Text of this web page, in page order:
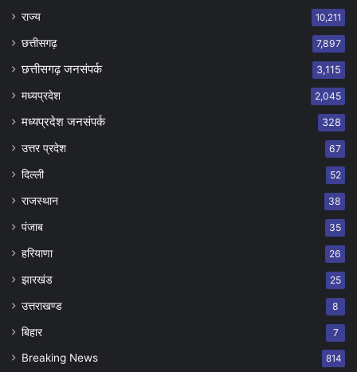
राज्य 10,211
छत्तीसगढ़ 7,897
छत्तीसगढ़ जनसंपर्क 3,115
मध्यप्रदेश 2,045
मध्यप्रदेश जनसंपर्क 328
उत्तर प्रदेश 67
दिल्ली 52
राजस्थान 38
पंजाब 35
हरियाणा 26
झारखंड 25
उत्तराखण्ड 8
बिहार 7
Breaking News 814